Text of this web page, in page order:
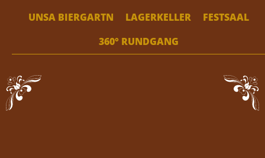
UNSA BIERGARTN
LAGERKELLER
FESTSAAL
360° RUNDGANG